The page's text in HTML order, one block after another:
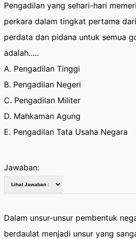
Pengadilan yang sehari-hari
perkara dalam tingkat pertama
perdata dan pidana untuk semua
adalah…..
A. Pengadilan Tinggi
B. Pengadilan Negeri
C. Pengadilan Militer
D. Mahkaman Agung
E. Pengadilan Tata Usaha Negara
Jawaban:
Dalam unsur-unsur pembentuk
berdaulat menjadi unsur yang